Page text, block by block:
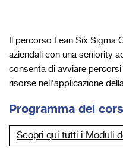
Il percorso Lean Six Sigma
aziendali con una seniority
consenta di avviare
risorse nell’applicazione
Programma del
Scopri qui tutti i Moduli